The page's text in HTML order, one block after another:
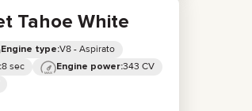
Tahoe White
Engine type:V8 - Aspirato
8 sec Engine power:343 CV